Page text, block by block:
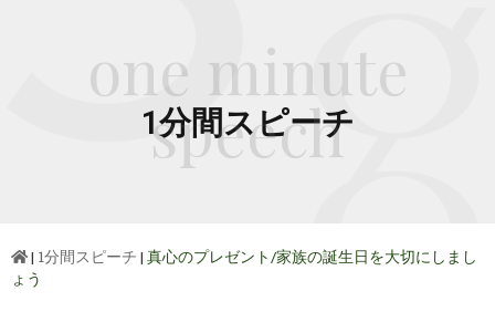
1分間スピーチ
one minute
speech
| 1分間スピーチ | 真心のプレゼント/家族の誕生日を大切にしまし
ょう